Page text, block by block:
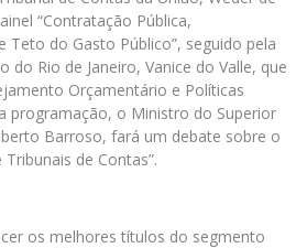
“Contratação Pública,
Teto do Gasto Público”, seguido pela
do Rio de Janeiro, Vanice do Valle, que
Orçamentário e Políticas
programação, o Ministro do Superior
Barroso, fará um debate sobre o
de Contas”.
os melhores títulos do segmento